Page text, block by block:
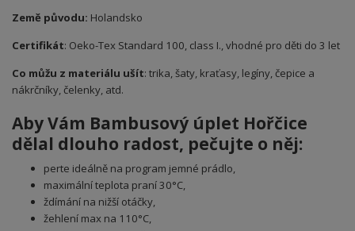
Země původu: Holandsko
Certifikát: Oeko-Tex Standard 100, class I., vhodné pro děti do 3 let
Co můžu z materiálu ušít: trika, šaty, kraťasy, legíny, čepice a
nákrčníky, čelenky, atd.
Aby Vám Bambusový úplet Hořčice
dělal dlouho radost, pečujte o něj:
perte ideálně na program jemné prádlo,
maximální teplota praní 30°C,
ždímání na nižší otáčky,
žehlení max na 110°C,